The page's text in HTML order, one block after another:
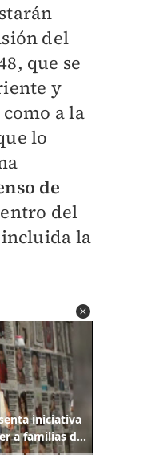
del
que se
y
a la
lo
de
del
la